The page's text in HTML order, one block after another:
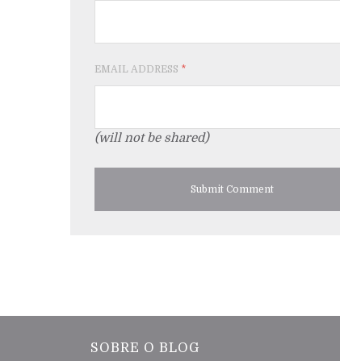
EMAIL ADDRESS *
(will not be shared)
SOBRE O BLOG